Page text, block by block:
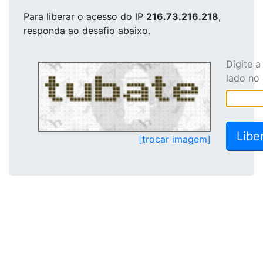
Para liberar o acesso do IP 216.73.216.218,
responda ao desafio abaixo.
[trocar imagem]
Digite
lado no